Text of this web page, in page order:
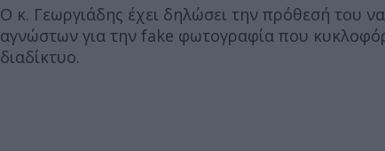
Ο κ. Γεωργιάδης έχει δηλώσει την πρόθεσή του
αγνώστων για την fake φωτογραφία που
διαδίκτυο.